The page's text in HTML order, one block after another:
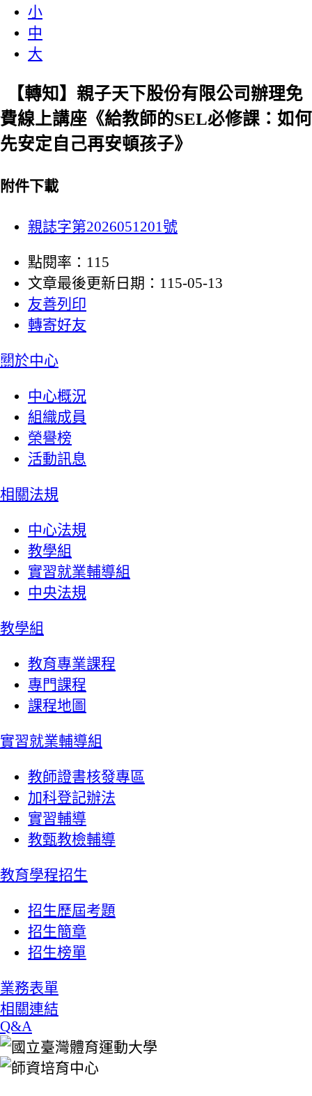
小
中
大
【轉知】親子天下股份有限公司辦理免
費線上講座《給教師的SEL必修課：如何
先安定自己再安頓孩子》
附件下載
親誌字第2026051201號
點閱率：115
文章最後更新日期：115-05-13
友善列印
轉寄好友
:::
關於中心
中心概況
組織成員
榮譽榜
活動訊息
相關法規
中心法規
教學組
實習就業輔導組
中央法規
教學組
教育專業課程
專門課程
課程地圖
實習就業輔導組
教師證書核發專區
加科登記辦法
實習輔導
教甄教檢輔導
教育學程招生
招生歷屆考題
招生簡章
招生榜單
業務表單
相關連結
Q&A